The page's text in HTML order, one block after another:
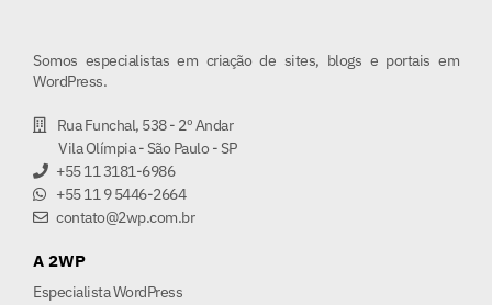
Somos especialistas em criação de sites, blogs e portais em
WordPress.
Rua Funchal, 538 - 2º Andar
Vila Olímpia - São Paulo - SP
+55 11 3181-6986
+55 11 9 5446-2664
contato@2wp.com.br
A 2WP
Especialista WordPress